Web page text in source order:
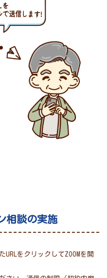
相談の実施
をクリックしてZOOMを開